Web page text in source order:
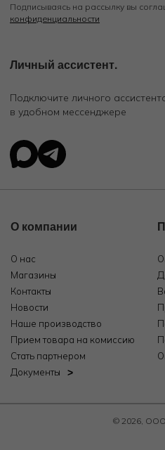
Подписываясь на рассылку вы
конфиденциальности
Личный ассистент.
Подключите личного
в удобном мессенджере
О компании
О нас
Магазины
Контакты
Новости
Наше производство
Прием товара на комиссию
Стать партнером
Документы
© 2026, ООО